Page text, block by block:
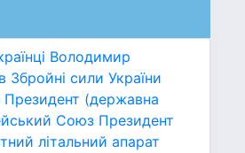
Володимир
Збройні сили України
Президент (державна
Союз Президент
літальний апарат